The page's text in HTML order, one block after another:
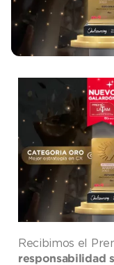
Recibimos el
responsabilidad